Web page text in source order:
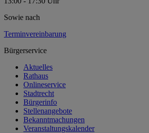
Sowie nach
Terminvereinbarung
Bürgerservice
Aktuelles
Rathaus
Onlineservice
Stadtrecht
Bürgerinfo
Stellenangebote
Bekanntmachungen
Veranstaltungskalender